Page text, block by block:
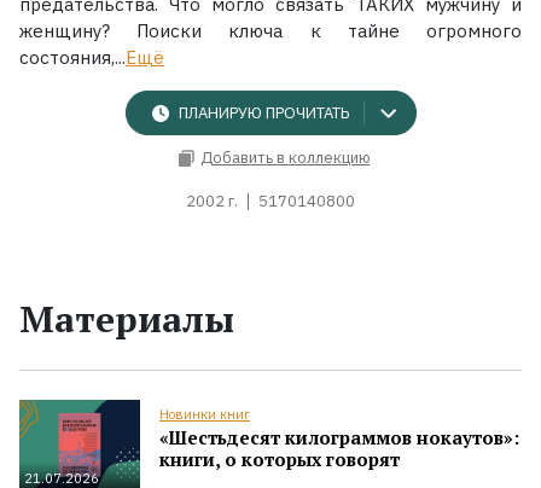
женщину? Поиски ключа к тайне огромного
состояния,...Ещё
ПЛАНИРУЮ ПРОЧИТАТЬ
Добавить в коллекцию
2002 г. 5170140800
Материалы
21.07.2026
Новинки книг
«Шестьдесят килограммов нокаутов»:
книги, о которых говорят